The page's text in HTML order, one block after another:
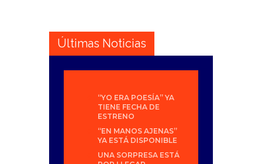
Últimas Noticias
“YO ERA POESÍA” YA
TIENE FECHA DE
ESTRENO
“EN MANOS AJENAS”
YA ESTÁ DISPONIBLE
UNA SORPRESA ESTÁ